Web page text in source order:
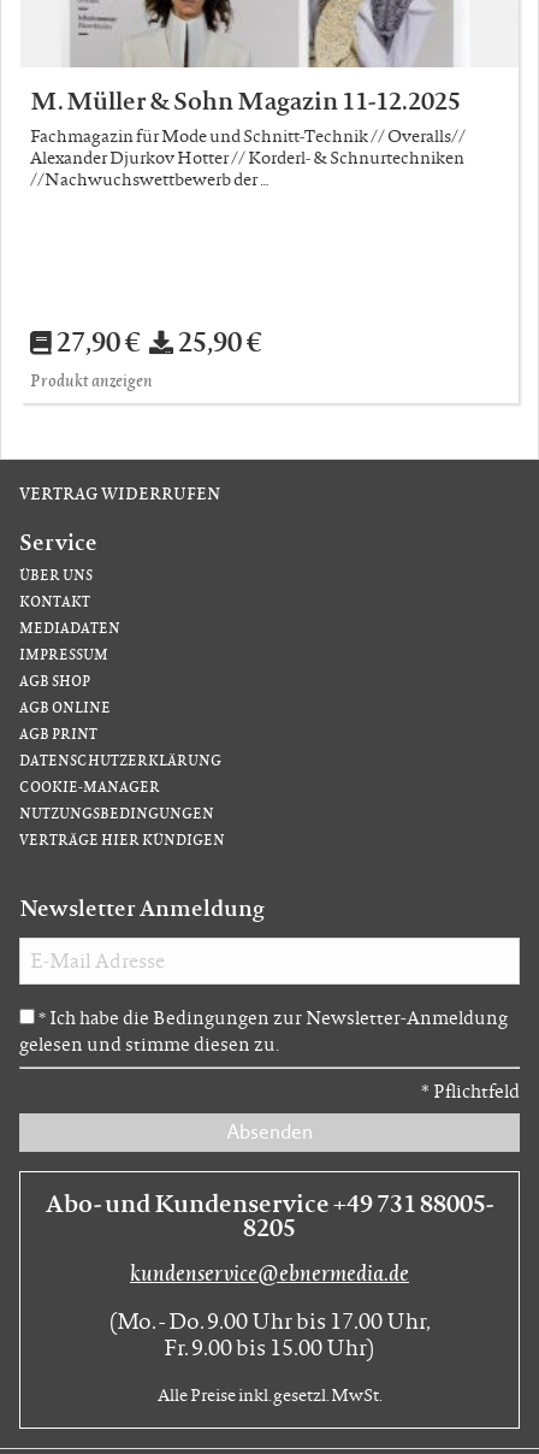
M. Müller & Sohn Magazin 11-12.2025
Fachmagazin für Mode und Schnitt-Technik // Overalls//
Alexander Djurkov Hotter // Korderl- & Schnurtechniken
//Nachwuchswettbewerb der …
27,90 € 25,90 €
Produkt anzeigen
VERTRAG WIDERRUFEN
Service
ÜBER UNS
KONTAKT
MEDIADATEN
IMPRESSUM
AGB SHOP
AGB ONLINE
AGB PRINT
DATENSCHUTZERKLÄRUNG
COOKIE-MANAGER
NUTZUNGSBEDINGUNGEN
VERTRÄGE HIER KÜNDIGEN
Newsletter Anmeldung
* Ich habe die Bedingungen zur Newsletter-Anmeldung
gelesen und stimme diesen zu.
* Pflichtfeld
Absenden
Abo- und Kundenservice +49 731 88005-
8205
kundenservice@ebnermedia.de
(Mo. - Do. 9.00 Uhr bis 17.00 Uhr,
Fr. 9.00 bis 15.00 Uhr)
Alle Preise inkl. gesetzl. MwSt.